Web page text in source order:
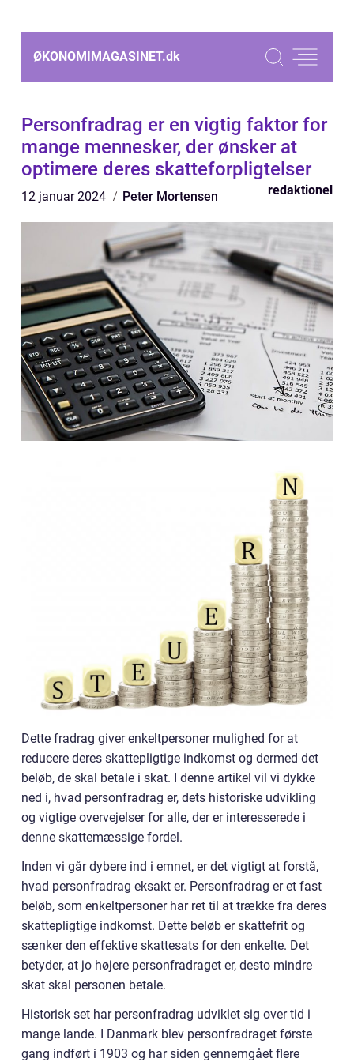
ØKONOMIMAGASINET.dk
Personfradrag er en vigtig faktor for
mange mennesker, der ønsker at
optimere deres skatteforpligtelser
12 januar 2024 Peter Mortensen redaktionel
Dette fradrag giver enkeltpersoner mulighed for at
reducere deres skattepligtige indkomst og dermed det
beløb, de skal betale i skat. I denne artikel vil vi dykke
ned i, hvad personfradrag er, dets historiske udvikling
og vigtige overvejelser for alle, der er interesserede i
denne skattemæssige fordel.
Inden vi går dybere ind i emnet, er det vigtigt at forstå,
hvad personfradrag eksakt er. Personfradrag er et fast
beløb, som enkeltpersoner har ret til at trække fra deres
skattepligtige indkomst. Dette beløb er skattefrit og
sænker den effektive skattesats for den enkelte. Det
betyder, at jo højere personfradraget er, desto mindre
skat skal personen betale.
Historisk set har personfradrag udviklet sig over tid i
mange lande. I Danmark blev personfradraget første
gang indført i 1903 og har siden gennemgået flere